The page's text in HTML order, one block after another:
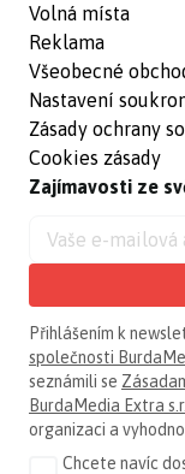
Volná místa
Reklama
Všeobecné
Nastavení
Zásady ochrany
Cookies zásady
Zajímavosti ze
Přihlášením k
společnosti
seznámili se
BurdaMedia Extra
organizaci a
Chcete navíc